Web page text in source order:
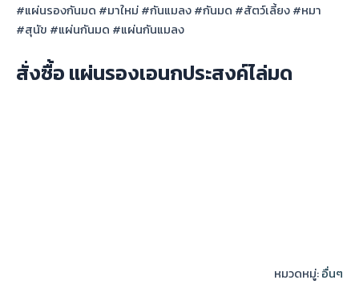
#แผ่นรองกันมด #มาใหม่ #กันแมลง #กันมด #สัตว์เลี้ยง #หมา
#สุนัข #แผ่นกันมด #แผ่นกันแมลง
สั่งซื้อ แผ่นรองเอนกประสงค์ไล่มด
หมวดหมู่:อื่นๆ